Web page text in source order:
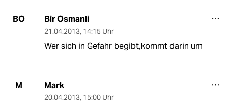
BO Bir Osmanli
21.04.2013, 14:15 Uhr
Wer sich in Gefahr begibt,kommt darin um
M Mark
20.04.2013, 15:00 Uhr